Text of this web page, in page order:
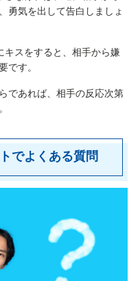
勇気を出して告白しましょ
キスをすると、相手から嫌
です。
であれば、相手の反応次第
でよくある質問